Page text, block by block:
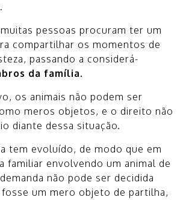
pessoas procuram ter um
compartilhar os momentos de
passando a considerá-
da família.
os animais não podem ser
meros objetos, e o direito não
diante dessa situação.
tem evoluído, de modo que em
familiar envolvendo um animal de
não pode ser decidida
fosse um mero objeto de partilha,